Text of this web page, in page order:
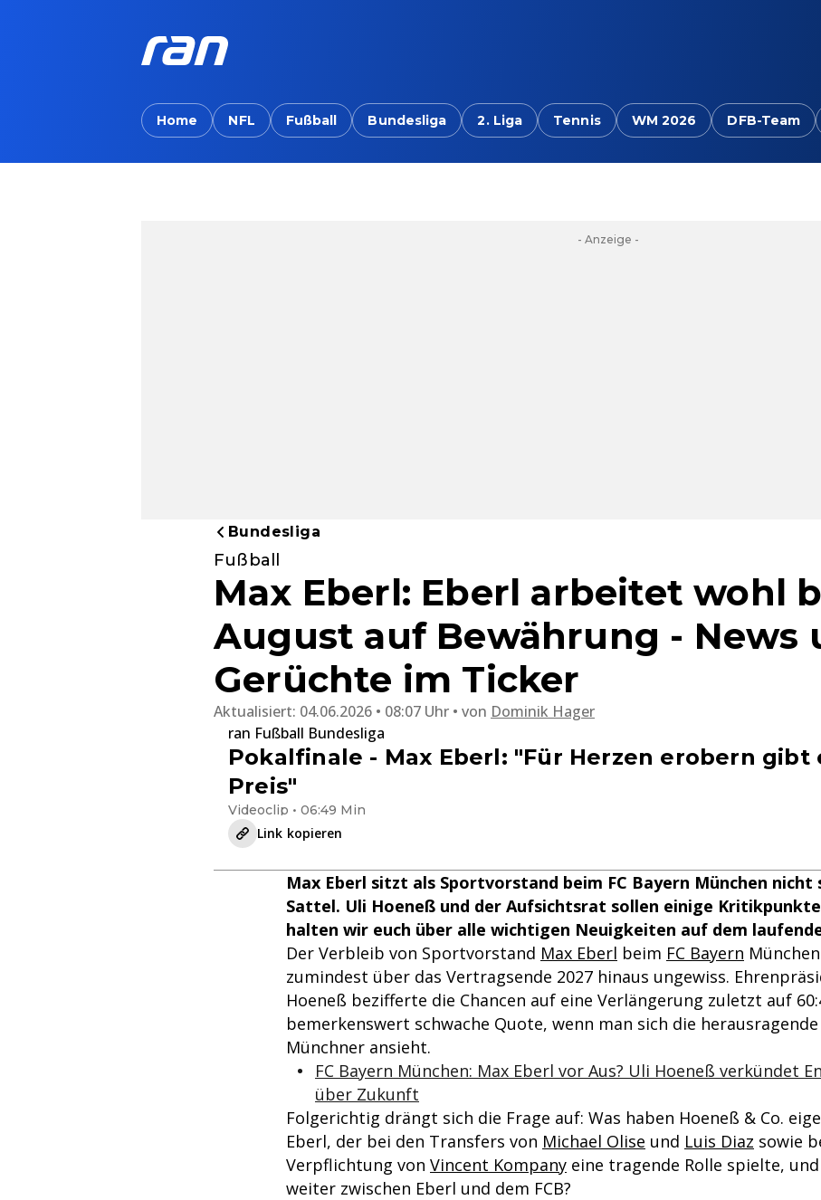
Home NFL Fußball Bundesliga 2. Liga Tennis WM 2026 DFB-Team
- Anzeige -
Bundesliga
Fußball
Max Eberl: Eberl arbeitet wohl
August auf Bewährung - News
Gerüchte im Ticker
Aktualisiert: 04.06.2026 • 08:07 Uhr von Dominik Hager
ran Fußball Bundesliga
Pokalfinale - Max Eberl: "Für Herzen erobern gibt
Preis"
Videoclip • 06:49 Min
Link kopieren
Max Eberl sitzt als Sportvorstand beim FC Bayern München nicht
Sattel. Uli Hoeneß und der Aufsichtsrat sollen einige
halten wir euch über alle wichtigen Neuigkeiten auf dem
Der Verbleib von Sportvorstand Max Eberl beim FC Bayern
zumindest über das Vertragsende 2027 hinaus ungewiss.
Hoeneß bezifferte die Chancen auf eine Verlängerung zuletzt auf
bemerkenswert schwache Quote, wenn man sich die
Münchner ansieht.
FC Bayern München: Max Eberl vor Aus? Uli Hoeneß verkündet
über Zukunft
Folgerichtig drängt sich die Frage auf: Was haben Hoeneß & Co.
Eberl, der bei den Transfers von Michael Olise und Luis Diaz sowie
Verpflichtung von Vincent Kompany eine tragende Rolle spielte,
weiter zwischen Eberl und dem FCB?